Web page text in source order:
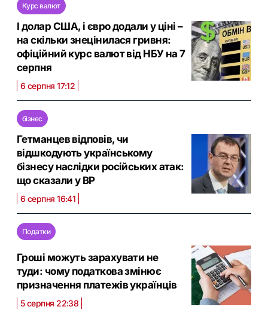
Курс валют
І долар США, і євро додали у ціні –
на скільки знецінилася гривня:
офіційний курс валют від НБУ на 7
серпня
6 серпня 17:12
бізнес
Гетманцев відповів, чи
відшкодують українському
бізнесу наслідки російських атак:
що сказали у ВР
6 серпня 16:41
Податки
Гроші можуть зарахувати не
туди: чому податкова змінює
призначення платежів українців
5 серпня 22:38